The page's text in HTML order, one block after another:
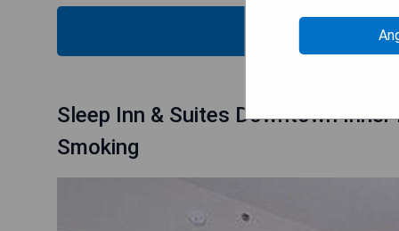
Sleep Inn & Suites Downtown
Smoking